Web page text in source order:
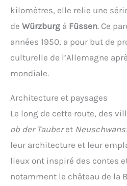
kilomètres, elle relie une
de Würzburg à Füssen. Ce
années 1950, a pour but de
culturelle de l’Allemagne
mondiale.
Architecture et paysages
Le long de cette route, des
ob der Tauberet
leur architecture et leur
lieux ont inspiré des contes
notamment le château de la